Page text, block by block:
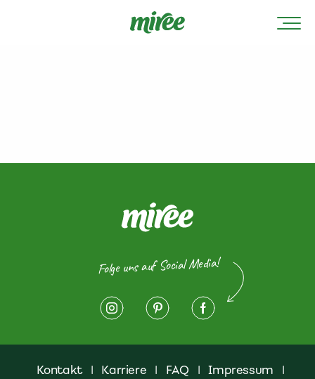
Folge uns auf Social Media!
Kontakt | Karriere | FAQ | Impressum
|